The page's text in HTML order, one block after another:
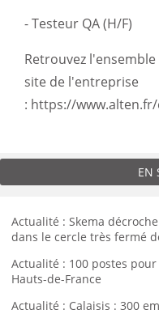
- Testeur QA (H/F)
Retrouvez
site de l'entreprise
: https://
EN
Actualité : Skema
dans le cercle très fermé
Actualité : 100 postes
Hauts-de-France
Actualité : Calaisis : 300